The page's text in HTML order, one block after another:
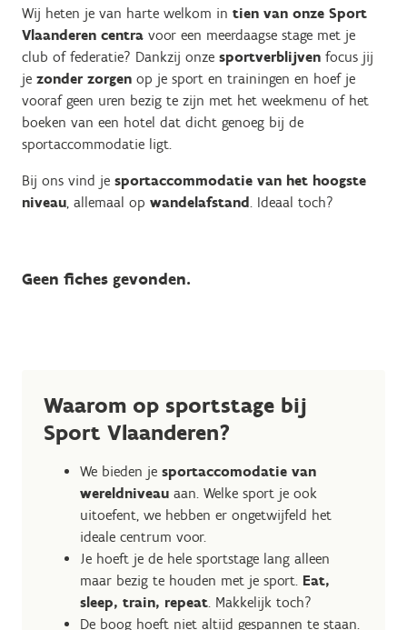
Wij heten je van harte welkom in tien van onze Sport
Vlaanderen centra voor een meerdaagse stage met je
club of federatie? Dankzij onze sportverblijven focus jij
je zonder zorgen op je sport en trainingen en hoef je
vooraf geen uren bezig te zijn met het weekmenu of het
boeken van een hotel dat dicht genoeg bij de
sportaccommodatie ligt.
Bij ons vind je sportaccommodatie van het hoogste
niveau, allemaal op wandelafstand. Ideaal toch?
Geen fiches gevonden.
Waarom op sportstage bij
Sport Vlaanderen?
We bieden je sportaccomodatie van
wereldniveau aan. Welke sport je ook
uitoefent, we hebben er ongetwijfeld het
ideale centrum voor.
Je hoeft je de hele sportstage lang alleen
maar bezig te houden met je sport. Eat,
sleep, train, repeat. Makkelijk toch?
De boog hoeft niet altijd gespannen te staan.